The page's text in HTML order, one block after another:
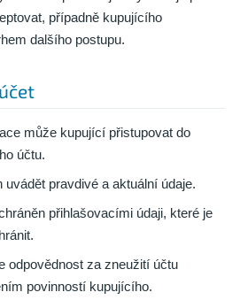
případně kupujícího
dalšího postupu.
může kupující přistupovat do
účtu.
uvádět pravdivé a aktuální údaje.
přihlašovacími údaji, které je
odpovědnost za zneužití účtu
povinností kupujícího.